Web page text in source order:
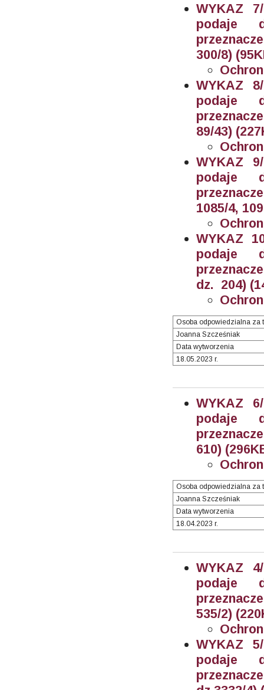
WYKAZ
podaje
300/8)
WYKAZ
podaje
89/43)
WYKAZ
podaje
1085/4,
WYKAZ
podaje
dz. 204)
Osoba odpowiedzialna za
Joanna Szcześniak
Data wytworzenia
18.05.2023 r.
WYKAZ
podaje
610)
Osoba odpowiedzialna za
Joanna Szcześniak
Data wytworzenia
18.04.2023 r.
WYKAZ
podaje
535/2)
WYKAZ
podaje